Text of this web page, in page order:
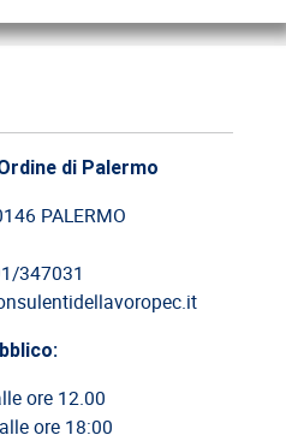
sul posto di lavoro
con email
di Palermo
PALERMO
347031
ore 12.00
ore 18:00